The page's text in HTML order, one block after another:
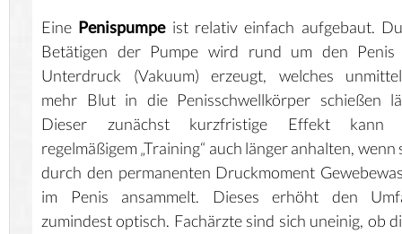
Eine Penispumpeist relativ einfach aufgebaut.
Betätigen der Pumpe wird rund um den Penis
Unterdruck (Vakuum) erzeugt, welches
mehr Blut in die Penisschwellkörper schießen
Dieser zunächst kurzfristige Effekt kann
regelmäßigem „Training“ auch länger anhalten, wenn
durch den permanenten Druckmoment
im Penis ansammelt. Dieses erhöht den
zumindest optisch. Fachärzte sind sich uneinig, ob